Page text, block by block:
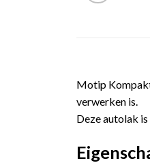
Motip
verwerken is.
Deze autolak